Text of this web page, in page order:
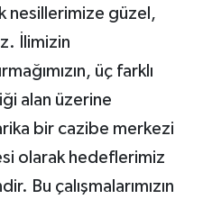
nesillerimize güzel,
İlimizin
üç farklı
alan üzerine
bir cazibe merkezi
olarak hedeflerimiz
Bu çalışmalarımızın